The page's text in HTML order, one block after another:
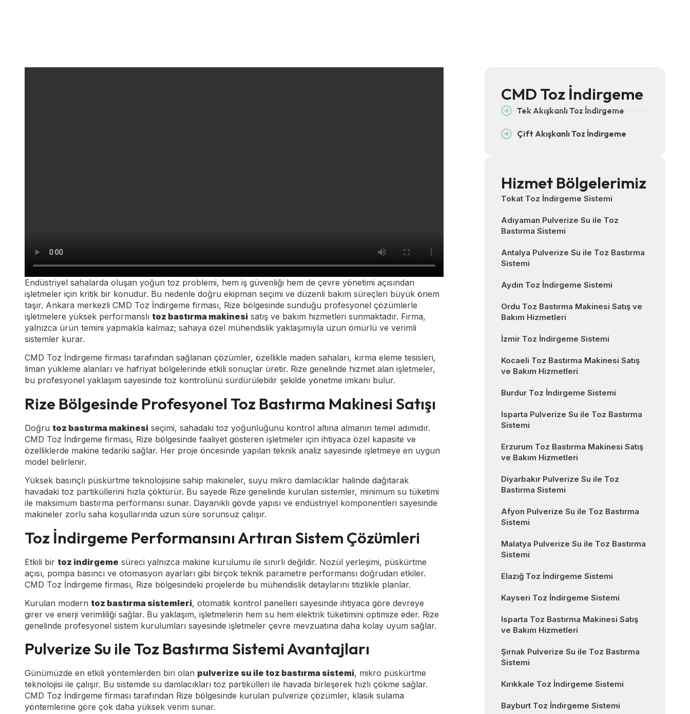
Endüstriyel sahalarda oluşan yoğun toz problemi, hem iş güvenliği hem de çevre yönetimi açısından
işletmeler için kritik bir konudur. Bu nedenle doğru ekipman seçimi ve düzenli bakım süreçleri büyük önem
taşır. Ankara merkezli CMD Toz İndirgeme firması, Rize bölgesinde sunduğu profesyonel çözümlerle
işletmelere yüksek performanslı toz bastırma makinesi satış ve bakım hizmetleri sunmaktadır. Firma,
yalnızca ürün temini yapmakla kalmaz; sahaya özel mühendislik yaklaşımıyla uzun ömürlü ve verimli
sistemler kurar.
CMD Toz İndirgeme firması tarafından sağlanan çözümler, özellikle maden sahaları, kırma eleme tesisleri,
liman yükleme alanları ve hafriyat bölgelerinde etkili sonuçlar üretir. Rize genelinde hizmet alan işletmeler,
bu profesyonel yaklaşım sayesinde toz kontrolünü sürdürülebilir şekilde yönetme imkanı bulur.
Rize Bölgesinde Profesyonel Toz Bastırma Makinesi Satışı
Doğru toz bastırma makinesi seçimi, sahadaki toz yoğunluğunu kontrol altına almanın temel adımıdır.
CMD Toz İndirgeme firması, Rize bölgesinde faaliyet gösteren işletmeler için ihtiyaca özel kapasite ve
özelliklerde makine tedariki sağlar. Her proje öncesinde yapılan teknik analiz sayesinde işletmeye en uygun
model belirlenir.
Yüksek basınçlı püskürtme teknolojisine sahip makineler, suyu mikro damlacıklar halinde dağıtarak
havadaki toz partiküllerini hızla çöktürür. Bu sayede Rize genelinde kurulan sistemler, minimum su tüketimi
ile maksimum bastırma performansı sunar. Dayanıklı gövde yapısı ve endüstriyel komponentleri sayesinde
makineler zorlu saha koşullarında uzun süre sorunsuz çalışır.
Toz İndirgeme Performansını Artıran Sistem Çözümleri
Etkili bir toz indirgeme süreci yalnızca makine kurulumu ile sınırlı değildir. Nozül yerleşimi, püskürtme
açısı, pompa basıncı ve otomasyon ayarları gibi birçok teknik parametre performansı doğrudan etkiler.
CMD Toz İndirgeme firması, Rize bölgesindeki projelerde bu mühendislik detaylarını titizlikle planlar.
Kurulan modern toz bastırma sistemleri, otomatik kontrol panelleri sayesinde ihtiyaca göre devreye
girer ve enerji verimliliği sağlar. Bu yaklaşım, işletmelerin hem su hem elektrik tüketimini optimize eder. Rize
genelinde profesyonel sistem kurulumları sayesinde işletmeler çevre mevzuatına daha kolay uyum sağlar.
Pulverize Su ile Toz Bastırma Sistemi Avantajları
Günümüzde en etkili yöntemlerden biri olan pulverize su ile toz bastırma sistemi, mikro püskürtme
teknolojisi ile çalışır. Bu sistemde su damlacıkları toz partikülleri ile havada birleşerek hızlı çökme sağlar.
CMD Toz İndirgeme firması tarafından Rize bölgesinde kurulan pulverize çözümler, klasik sulama
yöntemlerine göre çok daha yüksek verim sunar.
CMD Toz İndirgeme
Tek Akışkanlı Toz İndirgeme
Çift Akışkanlı Toz İndirgeme
Hizmet Bölgelerimiz
Tokat Toz İndirgeme Sistemi
Adıyaman Pulverize Su ile Toz
Bastırma Sistemi
Antalya Pulverize Su ile Toz Bastırma
Sistemi
Aydın Toz İndirgeme Sistemi
Ordu Toz Bastırma Makinesi Satış ve
Bakım Hizmetleri
İzmir Toz İndirgeme Sistemi
Kocaeli Toz Bastırma Makinesi Satış
ve Bakım Hizmetleri
Burdur Toz İndirgeme Sistemi
Isparta Pulverize Su ile Toz Bastırma
Sistemi
Erzurum Toz Bastırma Makinesi Satış
ve Bakım Hizmetleri
Diyarbakır Pulverize Su ile Toz
Bastırma Sistemi
Afyon Pulverize Su ile Toz Bastırma
Sistemi
Malatya Pulverize Su ile Toz Bastırma
Sistemi
Elazığ Toz İndirgeme Sistemi
Kayseri Toz İndirgeme Sistemi
Isparta Toz Bastırma Makinesi Satış
ve Bakım Hizmetleri
Şırnak Pulverize Su ile Toz Bastırma
Sistemi
Kırıkkale Toz İndirgeme Sistemi
Bayburt Toz İndirgeme Sistemi